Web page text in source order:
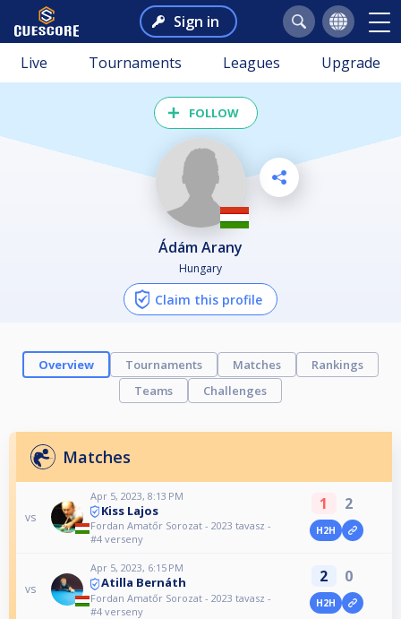
Sign in
Live Tournaments Leagues Upgrade
FOLLOW
Ádám Arany
Hungary
Claim this profile
Overview Tournaments Matches
Rankings
Teams
Challenges
Matches
vs
Apr 5, 2023, 8:13 PM
Kiss Lajos
Fordan Amatőr Sorozat - 2023 tavasz -
#4 verseny
1 2
H2H
vs
Apr 5, 2023, 6:15 PM
Atilla Bernáth
Fordan Amatőr Sorozat - 2023 tavasz -
#4 verseny
2 0
H2H